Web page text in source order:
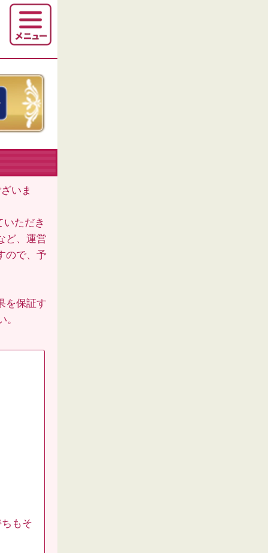
いま
ただき
ど、運営
ので、予
を保証す
。
もそ